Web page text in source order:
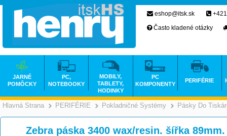
Hlavná Strana PERIFÉRIE Pokladničné Systémy Pásky Do
Zebra páska 3400 wax/resin. šířka
eshop@itsk.sk
Často kladené otázky
JARNÉ
POMÔCKY
PC,
NOTEBOOKY
MOBILY,
TABLETY,
HODINKY
PC
KOMPONENTY
PERIFÉRIE